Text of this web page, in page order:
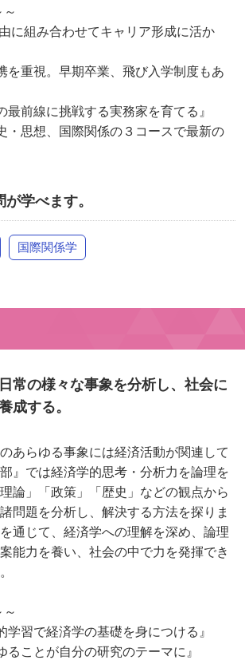
に組み合わせてキャリア形成に活か
を重視。早期卒業、飛び入学制度もあ
最前線に挑戦する実務家を育てる』
・思想、国際関係の３コースで最新の
学べます。
国際関係学
常の様々な事象を分析し、社会に
成する。
あらゆる事象には経済活動が関連して
』では経済学的思考・分析力を論理を
論」「政策」「歴史」などの観点から
問題を分析し、解決する方法を探りま
通じて、経済学への理解を深め、論理
能力を養い、社会の中で力を発揮でき
学習で経済学の基礎を身につける』
ることが自分の研究のテーマに』